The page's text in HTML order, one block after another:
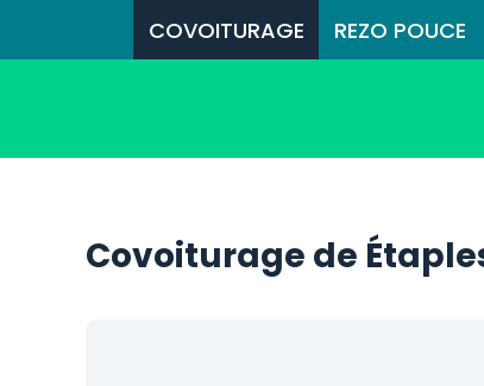
COVOITURAGE REZO POUCE
Covoiturage de